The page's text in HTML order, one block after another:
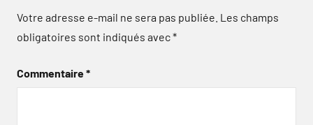
Votre adresse e-mail ne sera pas publiée. Les champs
obligatoires sont indiqués avec*
Commentaire*